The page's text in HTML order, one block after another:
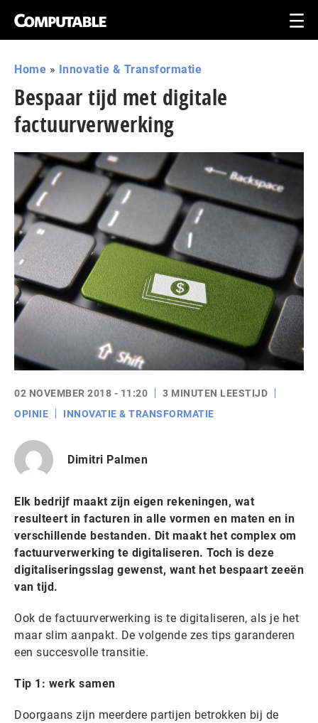
Home » Innovatie & Transformatie
Bespaar tijd met digitale
factuurverwerking
02 NOVEMBER 2018 - 11:20
3 MINUTEN LEESTIJD
OPINIE
INNOVATIE & TRANSFORMATIE
Dimitri Palmen
Elk bedrijf maakt zijn eigen rekeningen, wat
resulteert in facturen in alle vormen en maten en in
verschillende bestanden. Dit maakt het complex om
factuurverwerking te digitaliseren. Toch is deze
digitaliseringsslag gewenst, want het bespaart zeeën
van tijd.
Ook de factuurverwerking is te digitaliseren, als je het
maar slim aanpakt. De volgende zes tips garanderen
een succesvolle transitie.
Tip 1: werk samen
Doorgaans zijn meerdere partijen betrokken bij de